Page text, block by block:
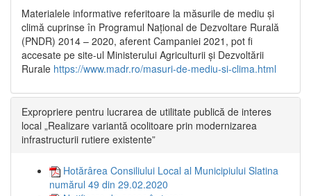
Materialele informative referitoare la măsurile de mediu și
climă cuprinse în Programul Național de Dezvoltare Rurală
(PNDR) 2014 – 2020, aferent Campaniei 2021, pot fi
accesate pe site-ul Ministerului Agriculturii și Dezvoltării
Rurale https://www.madr.ro/masuri-de-mediu-si-clima.html
Expropriere pentru lucrarea de utilitate publică de interes
local „Realizare variantă ocolitoare prin modernizarea
infrastructurii rutiere existente”
Hotărârea Consiliului Local al Municipiului Slatina
numărul 49 din 29.02.2020